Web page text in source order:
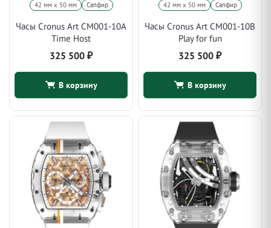
42 мм x 50 мм Сапфир
Часы Cronus Art CM001-10A
Time Host
325 500 ₽
В корзину
42 мм x 50 мм Сапфир
Часы Cronus Art CM001-10B
Play for fun
325 500 ₽
В корзину